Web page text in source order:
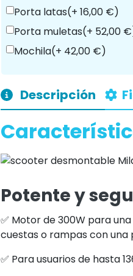
Porta latas(+ 16,00 €)
Porta muletas(+ 52,00
Mochila(+ 42,00 €)
Descripción
Potente y
✅ Motor de 300W para
cuestas o rampas con una
✅ Para usuarios de hasta